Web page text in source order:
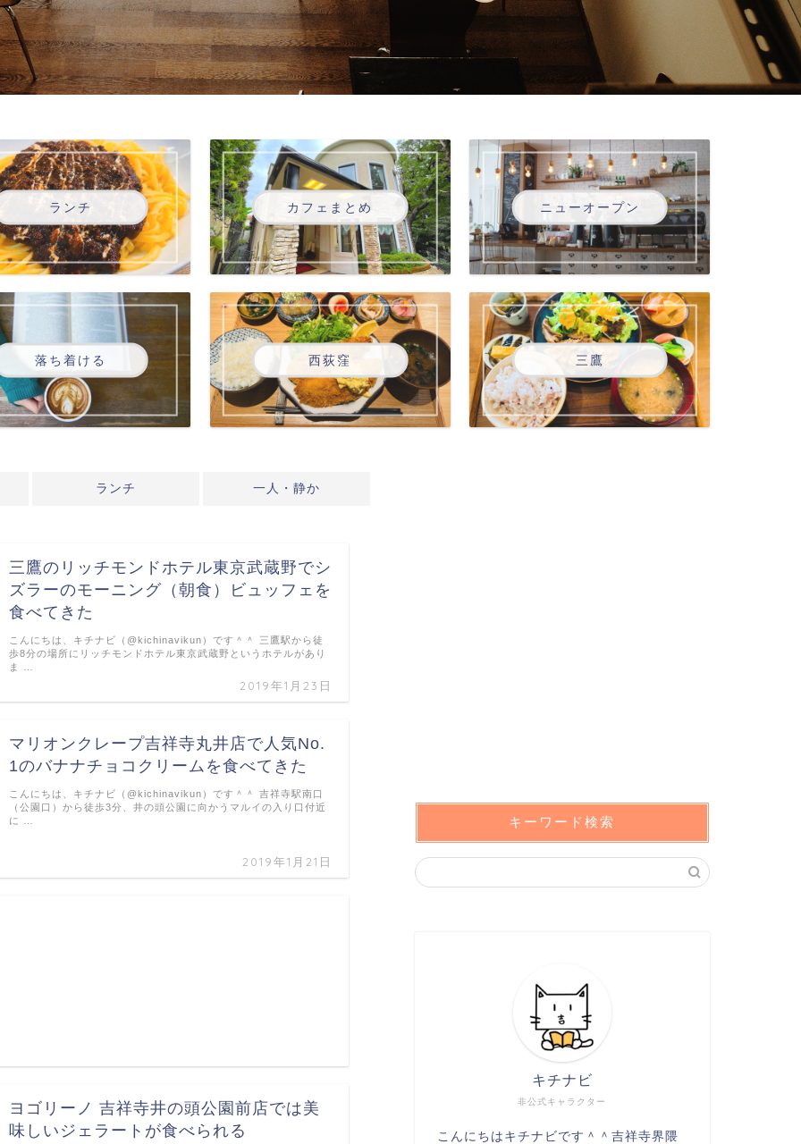
ランチ カフェまとめ ニューオープン
落ち着ける 西荻窪 三鷹
ランチ 一人・静か
三鷹のリッチモンドホテル東京武蔵野でシ
ズラーのモーニング（朝食）ビュッフェを
食べてきた
2019年1月23日
こんにちは、キチナビ（@kichinavikun）です＾＾ 三鷹駅から徒
歩8分の場所にリッチモンドホテル東京武蔵野というホテルがあり
ま …
マリオンクレープ吉祥寺丸井店で人気No.
1のバナナチョコクリームを食べてきた
2019年1月21日
こんにちは、キチナビ（@kichinavikun）です＾＾ 吉祥寺駅南口
（公園口）から徒歩3分、井の頭公園に向かうマルイの入り口付近
に …
ヨゴリーノ 吉祥寺井の頭公園前店では美
味しいジェラートが食べられる
日（木）、アトレ吉
キーワード検索
非公式キャラクター
キチナビ
こんにちはキチナビです＾＾吉祥寺界隈